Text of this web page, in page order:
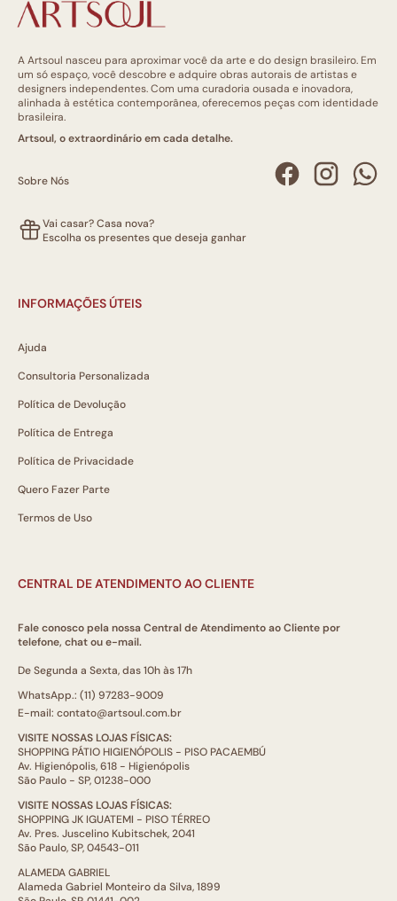
A Artsoul nasceu para aproximar você da arte e do design brasileiro. Em
um só espaço, você descobre e adquire obras autorais de artistas e
designers independentes. Com uma curadoria ousada e inovadora,
alinhada à estética contemporânea, oferecemos peças com identidade
brasileira.
Artsoul, o extraordinário em cada detalhe.
Sobre Nós
Vai casar? Casa nova?
Escolha os presentes que deseja ganhar
INFORMAÇÕES ÚTEIS
Ajuda
Consultoria Personalizada
Política de Devolução
Política de Entrega
Política de Privacidade
Quero Fazer Parte
Termos de Uso
CENTRAL DE ATENDIMENTO AO CLIENTE
Fale conosco pela nossa Central de Atendimento ao Cliente por
telefone, chat ou e-mail.
De Segunda a Sexta, das 10h às 17h
WhatsApp.: (11) 97283-9009
E-mail: contato@artsoul.com.br
VISITE NOSSAS LOJAS FÍSICAS:
SHOPPING PÁTIO HIGIENÓPOLIS - PISO PACAEMBÚ
Av. Higienópolis, 618 - Higienópolis
São Paulo - SP, 01238-000
VISITE NOSSAS LOJAS FÍSICAS:
SHOPPING JK IGUATEMI - PISO TÉRREO
Av. Pres. Juscelino Kubitschek, 2041
São Paulo, SP, 04543-011
ALAMEDA GABRIEL
Alameda Gabriel Monteiro da Silva, 1899